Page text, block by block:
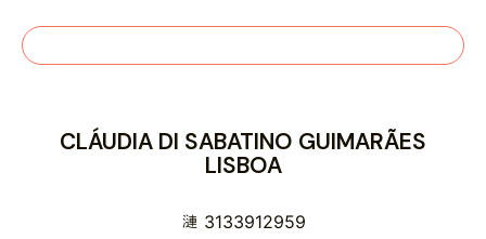
CLÁUDIA DI SABATINO GUIMARÃES
LISBOA
3133912959